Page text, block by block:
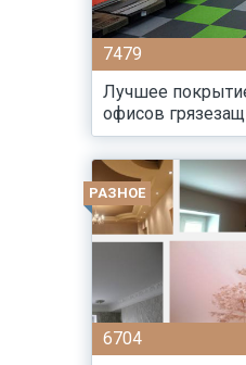
7479
Лучшее
офисов
РАЗНОЕ
6704